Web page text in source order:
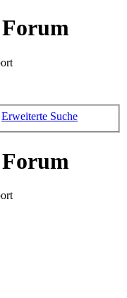
Erweiterte Suche